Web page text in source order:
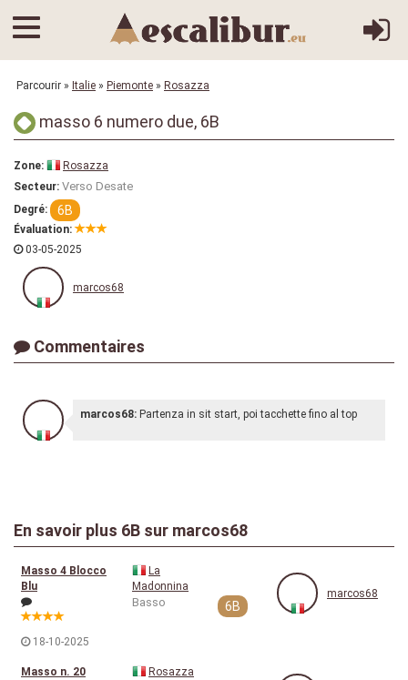
Parcourir » Italie » Piemonte » Rosazza
masso 6 numero due, 6B
Zone:
Rosazza
Secteur: Verso Desate
Degré: 6B
Évaluation:
03-05-2025
marcos68
Commentaires
marcos68: Partenza in sit start, poi tacchette fino al top
En savoir plus 6B sur marcos68
Masso 4 Blocco
Blu
18-10-2025
La
Madonnina
Basso 6B
marcos68
Masso n. 20 Rosazza